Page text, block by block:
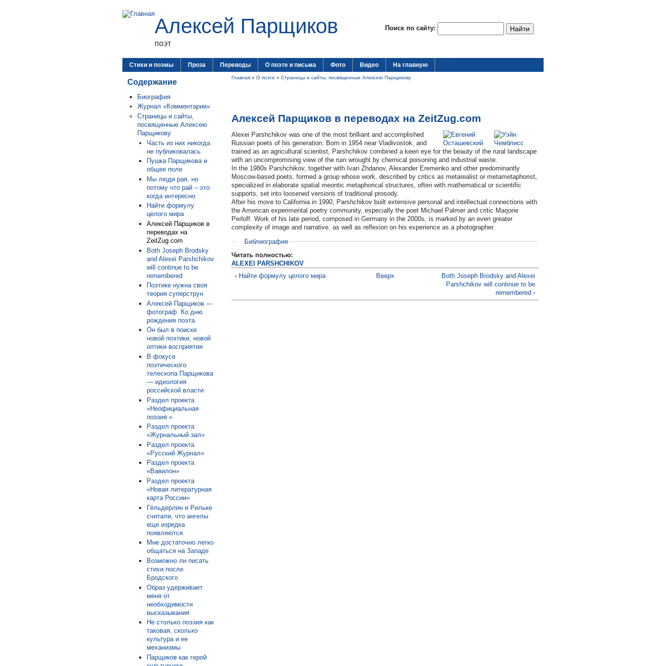
Поиск по сайту:
Алексей Парщиков
поэт
Стихи и поэмы Проза Переводы О поэте и письма Фото Видео На главную
Содержание
Биография
Журнал «Комментарии»
Страницы и сайты,
посвященные Алексею
Парщикову
Часть из них никогда
не публиковалась
Пушка Парщикова и
общее поле
Мы люди рая, но
потому что рай – это
когда интересно
Найти формулу
целого мира
Алексей Парщиков в
переводах на
ZeitZug.com
Both Joseph Brodsky
and Alexei Parshchikov
will continue to be
remembered
Поэтике нужна своя
теория суперструн
Алексей Парщиков —
фотограф. Ко дню
рождения поэта
Он был в поиске
новой поэтики, новой
оптики восприятия
В фокусе
поэтического
телескопа Парщикова
— идеология
российской власти
Раздел проекта
«Неофициальная
поэзия »
Раздел проекта
«Журнальный зал»
Раздел проекта
«Русский Журнал»
Раздел проекта
«Вавилон»
Раздел проекта
«Новая литературная
карта России»
Гёльдерлин и Рильке
считали, что ангелы
еще изредка
появляются
Мне достаточно легко
общаться на Западе
Возможно ли писать
стихи после
Бродского
Образ удерживает
меня от
необходимости
высказывания
Не столько поэзия как
таковая, сколько
культура и ее
механизмы
Парщиков как герой
Главная » О поэте » Страницы и сайты, посвященные Алексею Парщикову
Алексей Парщиков в переводах на ZeitZug.com
Alexei Parshchikov was one of the most brilliant and accomplished
Russian poets of his generation. Born in 1954 near Vladivostok, and
trained as an agricultural scientist, Parshchikov combined a keen eye for the beauty of the rural landscape
with an uncompromising view of the ruin wrought by chemical poisoning and industrial waste.
In the 1980s Parshchikov, together with Ivan Zhdanov, Alexander Eremenko and other predominantly
Moscow-based poets, formed a group whose work, described by critics as metarealist or metametaphorist,
specialized in elaborate spatial meontic metaphorical structures, often with mathematical or scientific
supports, set into loosened versions of traditional prosody.
After his move to California in 1990, Parshchikov built extensive personal and intellectual connections with
the American experimental poetry community, especially the poet Michael Palmer and critic Marjorie
Perloff. Work of his late period, composed in Germany in the 2000s, is marked by an even greater
complexity of image and narrative, as well as reflexion on his experience as a photographer.
Библиография
Читать полностью:
ALEXEI PARSHCHIKOV
‹ Найти формулу целого мира
Вверх
Both Joseph Brodsky and Alexei
Parshchikov will continue to be
remembered ›